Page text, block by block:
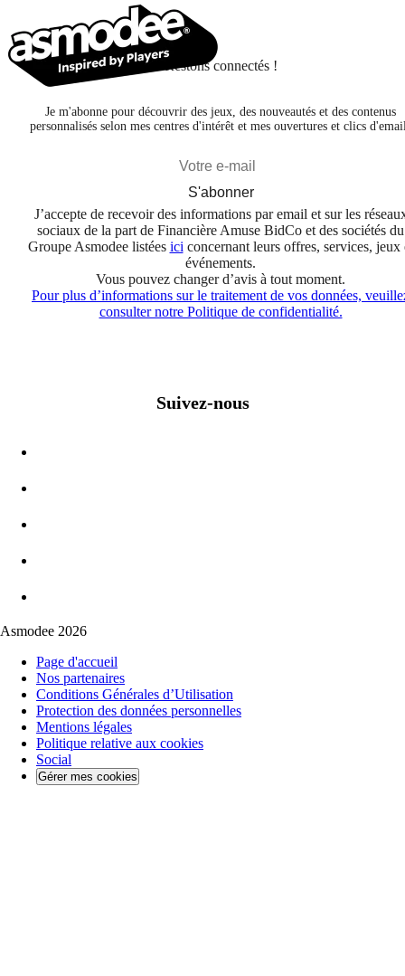
Restons connectés !
Je m'abonne pour découvrir des jeux, des nouveautés et des contenus
personnalisés selon mes centres d'intérêt et mes ouvertures et clics
S'abonner
J’accepte de recevoir des informations par email et sur les
sociaux de la part de Financière Amuse BidCo et des sociétés du
Groupe Asmodee listées ici concernant leurs offres, services, jeux
événements.
Vous pouvez changer d’avis à tout moment.
Pour plus d’informations sur le traitement de vos données,
consulter notre Politique de confidentialité.
Suivez-nous
Asmodee 2026
Page d'accueil
Nos partenaires
Conditions Générales d’Utilisation
Protection des données personnelles
Mentions légales
Politique relative aux cookies
Social
Gérer mes cookies